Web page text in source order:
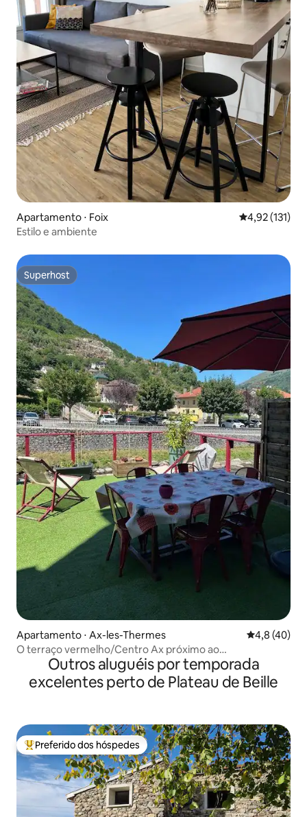
Apartamento ⋅ Foix 4,92 de uma
4,92 (131)
Estilo e ambiente
Superhost
Superhost
Apartamento ⋅ Ax-les-Thermes 4,8 de uma
4,8 (40)
O terraço vermelho/Centro Ax próximo ao
teleféricoérico
Outros aluguéis por temporada
excelentes perto de Plateau de Beille
Entre os melhores preferidos dos hóspedes
Preferido dos hóspedes